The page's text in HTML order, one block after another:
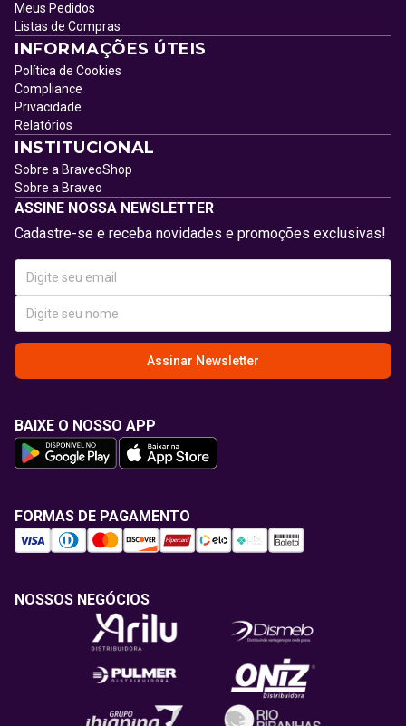
Meus Pedidos
Listas de Compras
INFORMAÇÕES ÚTEIS
Política de Cookies
Compliance
Privacidade
Relatórios
INSTITUCIONAL
Sobre a BraveoShop
Sobre a Braveo
ASSINE NOSSA NEWSLETTER
Cadastre-se e receba novidades e promoções exclusivas!
Assinar Newsletter
BAIXE O NOSSO APP
FORMAS DE PAGAMENTO
NOSSOS NEGÓCIOS